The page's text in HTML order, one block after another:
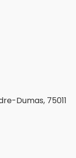
Dumas, 75011